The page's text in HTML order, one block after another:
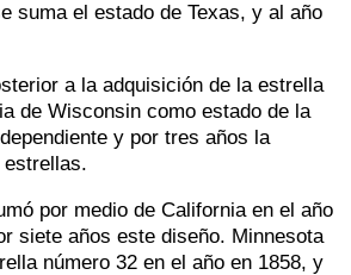
suma el estado de Texas, y al año
a la adquisición de la estrella
de Wisconsin como estado de la
y por tres años la
estrellas.
por medio de California en el año
siete años este diseño. Minnesota
número 32 en el año en 1858, y